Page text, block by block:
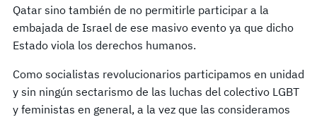
Qatar sino también de no permitirle participar a la
embajada de Israel de ese masivo evento ya que dicho
Estado viola los derechos humanos.
Como socialistas revolucionarios participamos en unidad
y sin ningún sectarismo de las luchas del colectivo LGBT
y feministas en general, a la vez que las consideramos